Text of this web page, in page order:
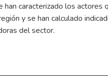
han caracterizado los
y se han calculado
del sector.